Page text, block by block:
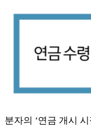
분자의 ‘연금 개시